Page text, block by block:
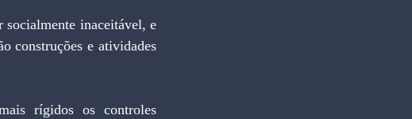
socialmente inaceitável, e
construções e atividades
rígidos os controles